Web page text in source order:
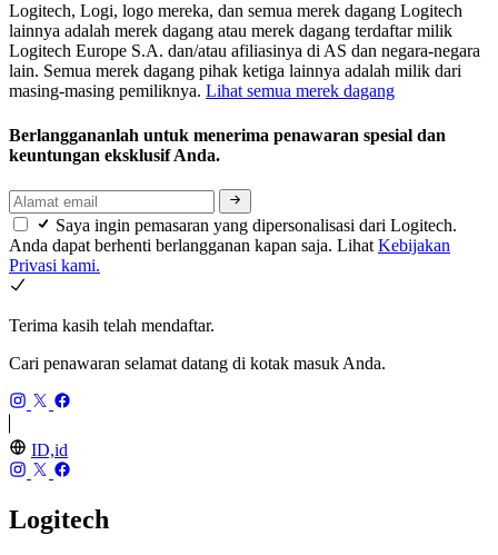
Logitech, Logi, logo mereka, dan semua merek dagang Logitech
lainnya adalah merek dagang atau merek dagang terdaftar milik
Logitech Europe S.A. dan/atau afiliasinya di AS dan negara-negara
lain. Semua merek dagang pihak ketiga lainnya adalah milik dari
masing-masing pemiliknya. Lihat semua merek dagang
Berlanggananlah untuk menerima penawaran spesial dan
keuntungan eksklusif Anda.
Saya ingin pemasaran yang dipersonalisasi dari Logitech.
Anda dapat berhenti berlangganan kapan saja. Lihat Kebijakan
Privasi kami.
Terima kasih telah mendaftar.
Cari penawaran selamat datang di kotak masuk Anda.
ID,id
Logitech